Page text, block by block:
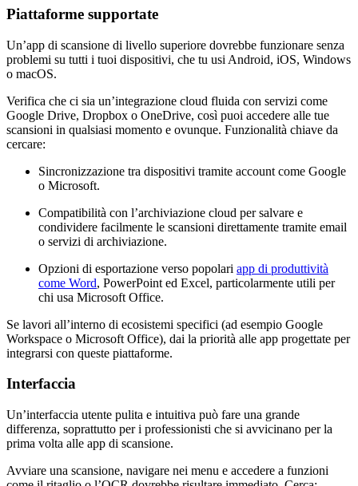
Piattaforme supportate
Un’app di scansione di livello superiore dovrebbe funzionare senza
problemi su tutti i tuoi dispositivi, che tu usi Android, iOS, Windows
o macOS.
Verifica che ci sia un’integrazione cloud fluida con servizi come
Google Drive, Dropbox o OneDrive, così puoi accedere alle tue
scansioni in qualsiasi momento e ovunque. Funzionalità chiave da
cercare:
Sincronizzazione tra dispositivi tramite account come Google
o Microsoft.
Compatibilità con l’archiviazione cloud per salvare e
condividere facilmente le scansioni direttamente tramite email
o servizi di archiviazione.
Opzioni di esportazione verso popolari app di produttività
come Word, PowerPoint ed Excel, particolarmente utili per
chi usa Microsoft Office.
Se lavori all’interno di ecosistemi specifici (ad esempio Google
Workspace o Microsoft Office), dai la priorità alle app progettate per
integrarsi con queste piattaforme.
Interfaccia
Un’interfaccia utente pulita e intuitiva può fare una grande
differenza, soprattutto per i professionisti che si avvicinano per la
prima volta alle app di scansione.
Avviare una scansione, navigare nei menu e accedere a funzioni